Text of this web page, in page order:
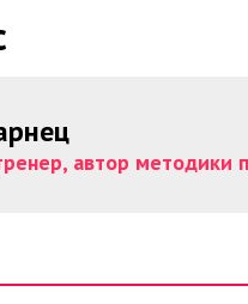
автор методики